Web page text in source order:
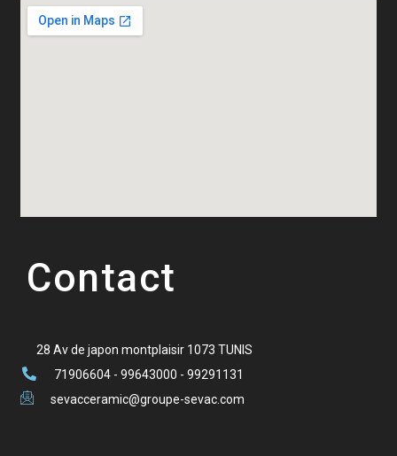
Contact
28 Av de japon montplaisir 1073 TUNIS
71906604 - 99643000 - 99291131
sevacceramic@groupe-sevac.com